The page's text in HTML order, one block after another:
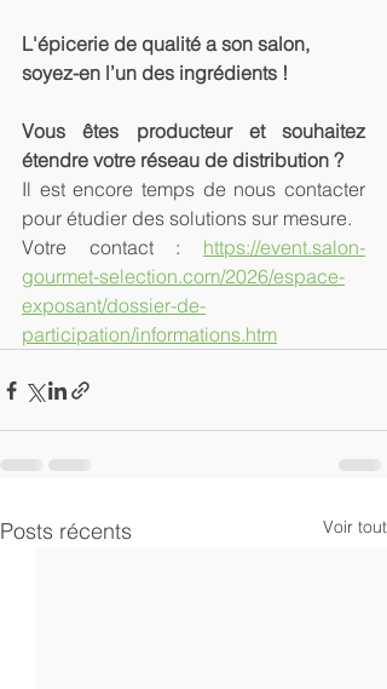
L'épicerie de qualité a son salon,
soyez-en l’un des ingrédients !
Vous êtes producteur et souhaitez
étendre votre réseau de distribution ?
Il est encore temps de nous contacter
pour étudier des solutions sur mesure.
Votre contact : https://event.salon-
gourmet-selection.com/2026/espace-
exposant/dossier-de-
participation/informations.htm
Posts récents Voir tout